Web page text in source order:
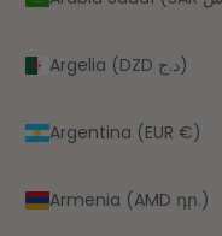
Argelia (DZD د.ج)
Argentina (EUR €)
Armenia (AMD դր.)